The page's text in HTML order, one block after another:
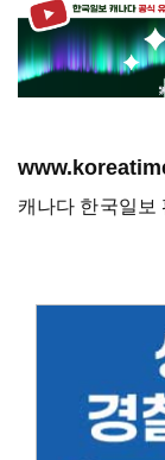
캐나다 한국일보